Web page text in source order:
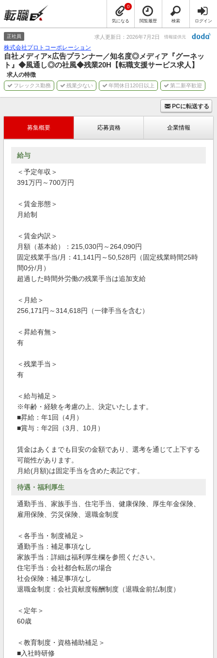
気になる
0
閲覧履歴 検索 ログイン
正社員 求人更新日：2026年7月2日 情報提供元
株式会社プロトコーポレーション
自社メディア×広告プランナー／知名度◎メディア『グーネッ
ト』◆風通し◎の社風◆残業20H【転職支援サービス求人】
求人の特徴
フレックス勤務 残業少ない 年間休日120日以上 第二新卒歓迎
PCに転送する
募集概要 応募資格 企業情報
給与
＜予定年収＞
391万円～700万円
＜賃金形態＞
月給制
＜賃金内訳＞
月額（基本給）：215,030円～264,090円
固定残業手当/月：41,141円～50,528円（固定残業時間25時
間0分/月）
超過した時間外労働の残業手当は追加支給
＜月給＞
256,171円～314,618円（一律手当を含む）
＜昇給有無＞
有
＜残業手当＞
有
＜給与補足＞
※年齢・経験を考慮の上、決定いたします。
■昇給：年1回（4月）
■賞与：年2回（3月、10月）
賃金はあくまでも目安の金額であり、選考を通じて上下する
可能性があります。
月給(月額)は固定手当を含めた表記です。
待遇・福利厚生
通勤手当、家族手当、住宅手当、健康保険、厚生年金保険、
雇用保険、労災保険、退職金制度
＜各手当・制度補足＞
通勤手当：補足事項なし
家族手当：詳細は福利厚生欄を参照ください。
住宅手当：会社都合転居の場合
社会保険：補足事項なし
退職金制度：会社貢献度報酬制度（退職金前払制度）
＜定年＞
60歳
＜教育制度・資格補助補足＞
■入社時研修